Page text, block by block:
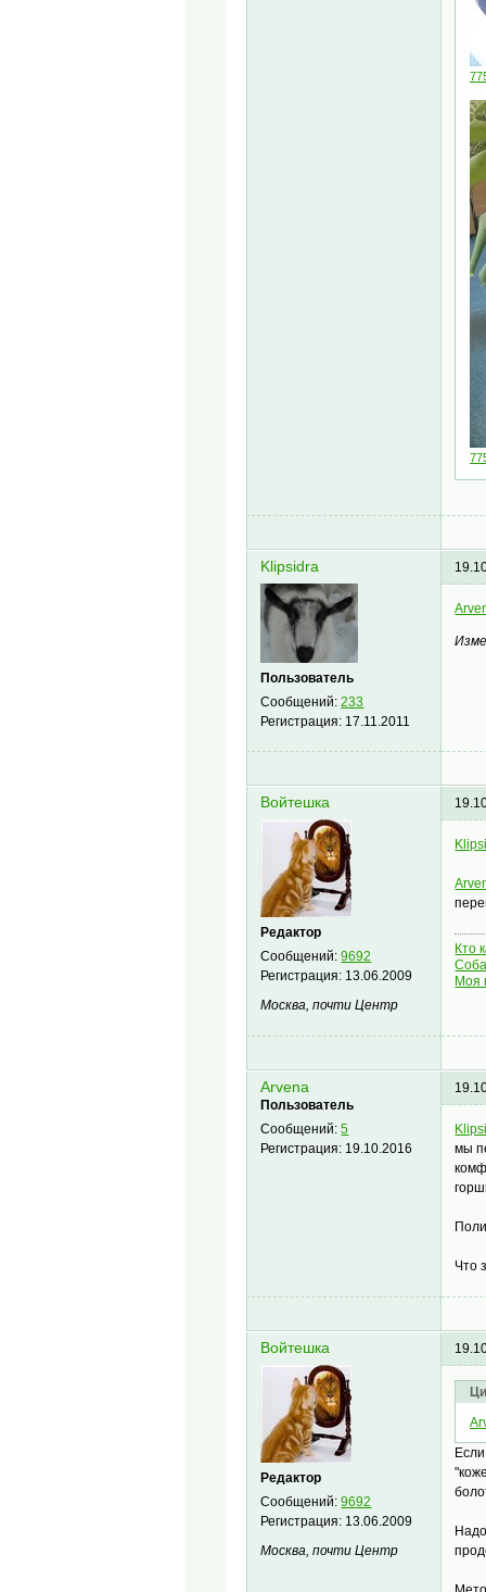
Klipsidra
Пользователь
Сообщений:233
Регистрация: 17.11.2011
Войтешка
Редактор
Сообщений:9692
Регистрация: 13.06.2009
Москва, почти Центр
Кто
Моя
Arvena
Пользователь
Сообщений:5
Регистрация: 19.10.2016
мы
Что
Войтешка
Редактор
Сообщений:9692
Регистрация: 13.06.2009
Москва, почти Центр